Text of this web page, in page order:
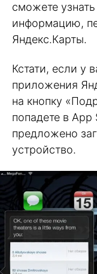
сможете
информацию,
Яндекс.Карты.
Кстати, если у
приложения
на кнопку
попадете в App
предложено
устройство.